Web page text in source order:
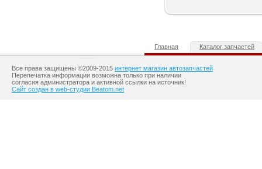
Главная Каталог запчастей
Все права защищены ©2009-2015 интернет магазин автозапчастей
Перепечатка информации возможна только при наличии
согласия администратора и активной ссылки на источник!
Сайт создан в web-студии Beatom.net